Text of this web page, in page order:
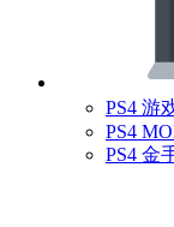
PS4 游
PS4
PS4 金